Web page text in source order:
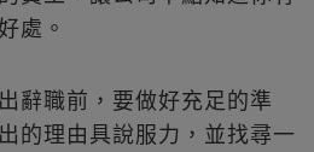
處。
辭職前，要做好充足的準
的理由具說服力，並找尋一